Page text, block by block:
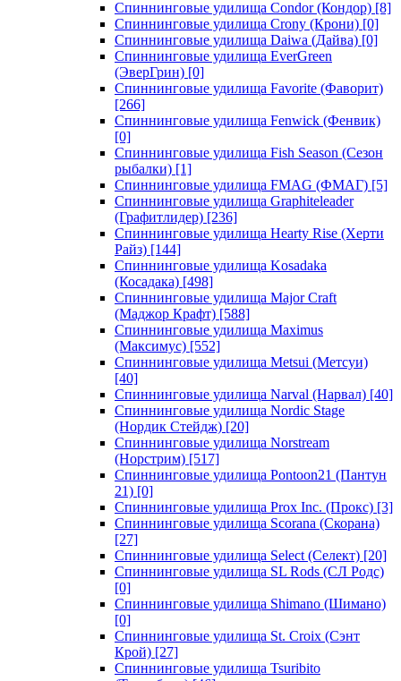
Спиннинговые удилища Condor (Кондор) [8]
Спиннинговые удилища Crony (Крони) [0]
Спиннинговые удилища Daiwa (Дайва) [0]
Спиннинговые удилища EverGreen
(ЭверГрин) [0]
Спиннинговые удилища Favorite (Фаворит)
[266]
Спиннинговые удилища Fenwick (Фенвик)
[0]
Спиннинговые удилища Fish Season (Сезон
рыбалки) [1]
Спиннинговые удилища FMAG (ФМАГ) [5]
Спиннинговые удилища Graphiteleader
(Графитлидер) [236]
Спиннинговые удилища Hearty Rise (Херти
Райз) [144]
Спиннинговые удилища Kosadaka
(Косадака) [498]
Спиннинговые удилища Major Craft
(Маджор Крафт) [588]
Спиннинговые удилища Maximus
(Максимус) [552]
Спиннинговые удилища Metsui (Метсуи)
[40]
Спиннинговые удилища Narval (Нарвал) [40]
Спиннинговые удилища Nordic Stage
(Нордик Стейдж) [20]
Спиннинговые удилища Norstream
(Норстрим) [517]
Спиннинговые удилища Pontoon21 (Пантун
21) [0]
Спиннинговые удилища Prox Inc. (Прокс) [3]
Спиннинговые удилища Scorana (Скорана)
[27]
Спиннинговые удилища Select (Селект) [20]
Спиннинговые удилища SL Rods (СЛ Родс)
[0]
Спиннинговые удилища Shimano (Шимано)
[0]
Спиннинговые удилища St. Croix (Сэнт
Крой) [27]
Спиннинговые удилища Tsuribito